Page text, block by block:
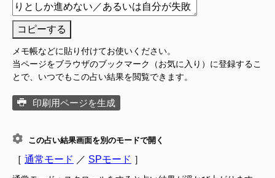
コピーする
メモ帳などに貼り付けてお使いください。
当ページをブラウザのブックマーク（お気に入り）に登録するこ
とで、いつでもこの占い結果を閲覧できます。
印刷用ページを生成
この占い結果画面を別のモードで開く
［ 通常モード ／ SPモード ］